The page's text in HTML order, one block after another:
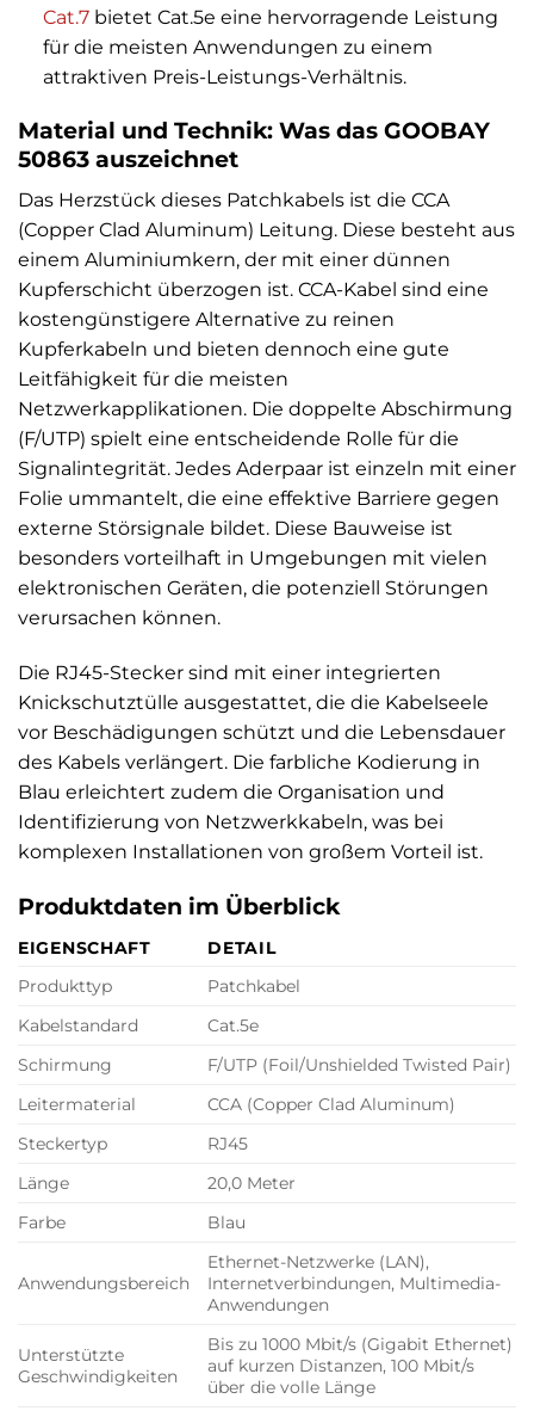
Cat.7bietet Cat.5e eine hervorragende Leistung
für die meisten Anwendungen zu einem
attraktiven Preis-Leistungs-Verhältnis.
Material und Technik: Was das GOOBAY
50863 auszeichnet
Das Herzstück dieses Patchkabels ist die CCA
(Copper Clad Aluminum) Leitung. Diese besteht aus
einem Aluminiumkern, der mit einer dünnen
Kupferschicht überzogen ist. CCA-Kabel sind eine
kostengünstigere Alternative zu reinen
Kupferkabeln und bieten dennoch eine gute
Leitfähigkeit für die meisten
Netzwerkapplikationen. Die doppelte Abschirmung
(F/UTP) spielt eine entscheidende Rolle für die
Signalintegrität. Jedes Aderpaar ist einzeln mit einer
Folie ummantelt, die eine effektive Barriere gegen
externe Störsignale bildet. Diese Bauweise ist
besonders vorteilhaft in Umgebungen mit vielen
elektronischen Geräten, die potenziell Störungen
verursachen können.
Die RJ45-Stecker sind mit einer integrierten
Knickschutztülle ausgestattet, die die Kabelseele
vor Beschädigungen schützt und die Lebensdauer
des Kabels verlängert. Die farbliche Kodierung in
Blau erleichtert zudem die Organisation und
Identifizierung von Netzwerkkabeln, was bei
komplexen Installationen von großem Vorteil ist.
Produktdaten im Überblick
EIGENSCHAFT
DETAIL
Produkttyp
Patchkabel
Kabelstandard
Cat.5e
Schirmung
F/UTP (Foil/Unshielded Twisted Pair)
Leitermaterial
CCA (Copper Clad Aluminum)
Steckertyp
RJ45
Länge
20,0 Meter
Farbe
Blau
Anwendungsbereich
Ethernet-Netzwerke (LAN),
Internetverbindungen, Multimedia-
Anwendungen
Unterstützte
Geschwindigkeiten
Bis zu 1000 Mbit/s (Gigabit Ethernet)
auf kurzen Distanzen, 100 Mbit/s
über die volle Länge